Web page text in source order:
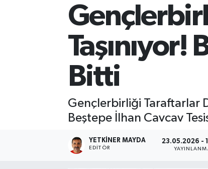
Taşınıyor!
Bitti
Gençlerbirliği Taraftarlar
Beştepe İlhan Cavcav
YETKINER MAYDA
EDITÖR
23.05.2026 -